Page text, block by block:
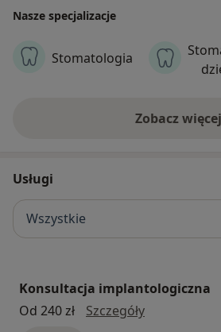
Nasze specjalizacje
Stomatologia
Zobacz więcej
Usługi
Wszystkie
Konsultacja implantologiczna
Od 240 zł
Szczegółykonsultacja